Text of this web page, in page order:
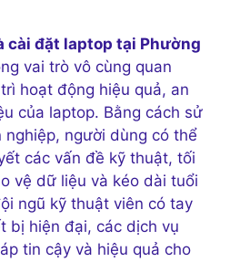
cài đặt laptop tại Phường
vai trò vô cùng quan
hoạt động hiệu quả, an
của laptop. Bằng cách sử
người dùng có thể
các vấn đề kỹ thuật, tối
vệ dữ liệu và kéo dài tuổi
ngũ kỹ thuật viên có tay
bị hiện đại, các dịch vụ
tin cậy và hiệu quả cho